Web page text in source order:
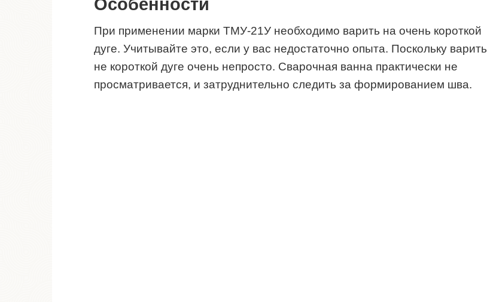
Особенности
При применении марки ТМУ-21У необходимо варить на очень короткой
дуге. Учитывайте это, если у вас недостаточно опыта. Поскольку варить
не короткой дуге очень непросто. Сварочная ванна практически не
просматривается, и затруднительно следить за формированием шва.